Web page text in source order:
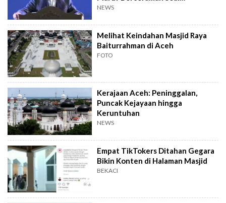
Ketakwaan
NEWS
Melihat Keindahan Masjid Raya
Baiturrahman di Aceh
FOTO
Kerajaan Aceh: Peninggalan,
Puncak Kejayaan hingga
Keruntuhan
NEWS
Empat TikTokers Ditahan Gegara
Bikin Konten di Halaman Masjid
BEKACI